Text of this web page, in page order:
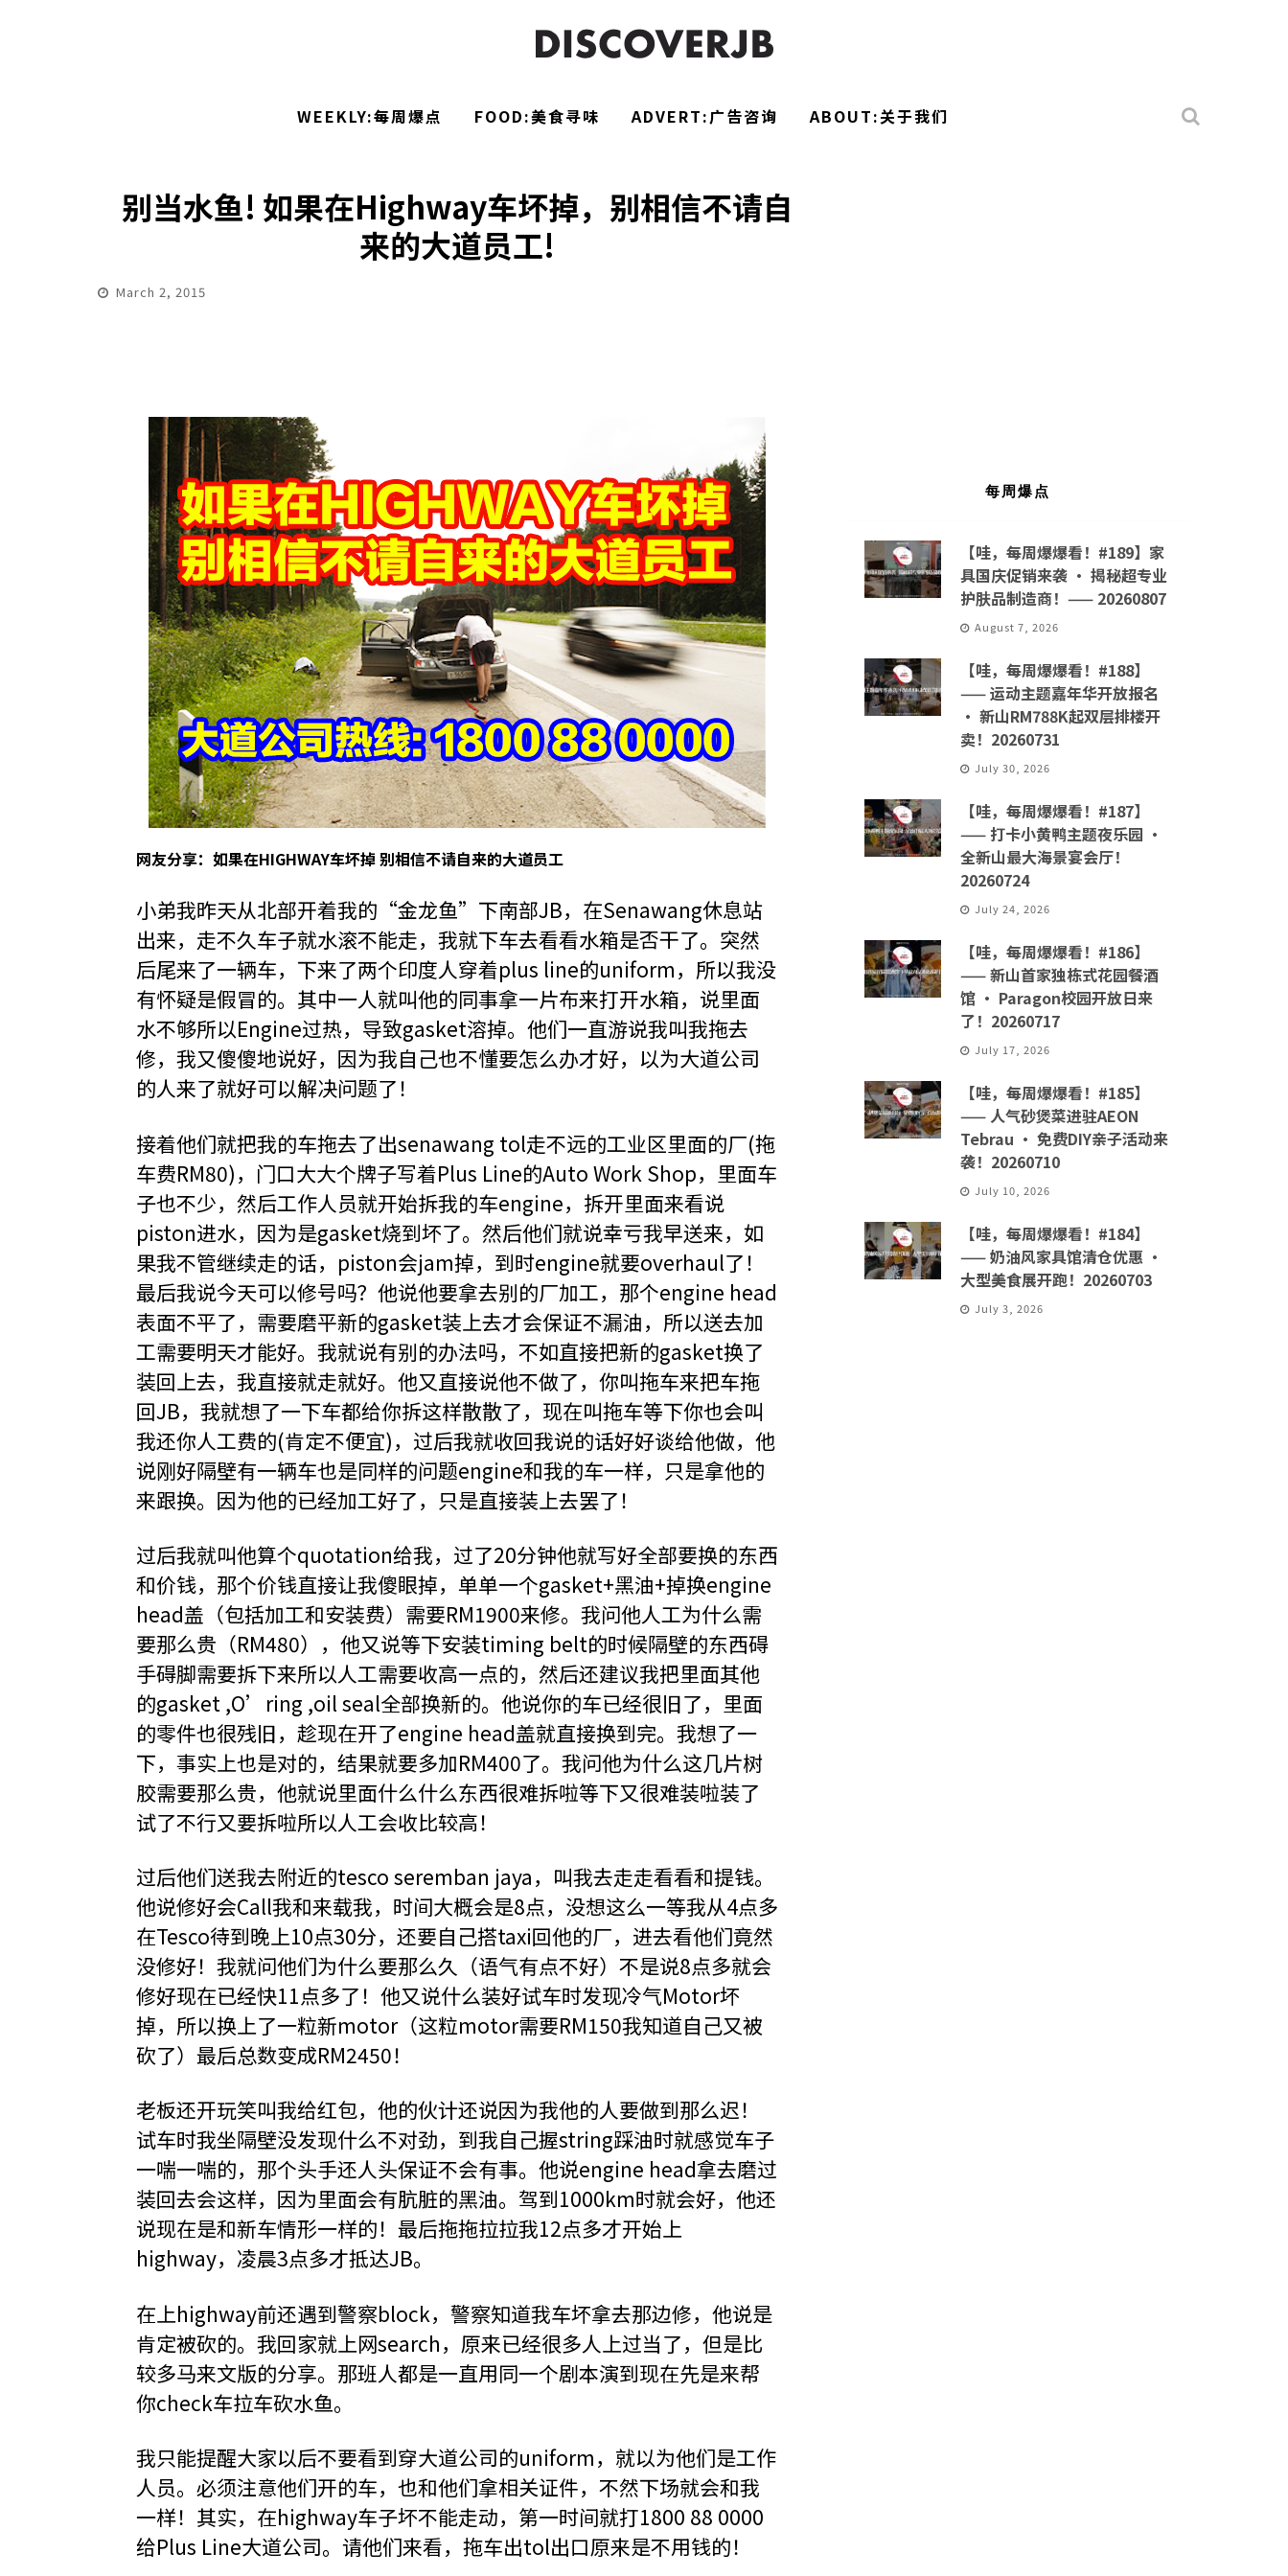
WEEKLY:每周爆点 FOOD:美食寻味 ADVERT:广告咨询 ABOUT:关于我们
别当水鱼! 如果在Highway车坏掉，别相信不请自
来的大道员工!
March 2, 2015
网友分享：如果在HIGHWAY车坏掉 别相信不请自来的大道员工
小弟我昨天从北部开着我的“金龙鱼”下南部JB，在Senawang休息站
出来，走不久车子就水滚不能走，我就下车去看看水箱是否干了。突然
后尾来了一辆车，下来了两个印度人穿着plus line的uniform，所以我没
有怀疑是假冒的。其中一人就叫他的同事拿一片布来打开水箱，说里面
水不够所以Engine过热，导致gasket溶掉。他们一直游说我叫我拖去
修，我又傻傻地说好，因为我自己也不懂要怎么办才好，以为大道公司
的人来了就好可以解决问题了！
接着他们就把我的车拖去了出senawang tol走不远的工业区里面的厂(拖
车费RM80)，门口大大个牌子写着Plus Line的Auto Work Shop，里面车
子也不少，然后工作人员就开始拆我的车engine，拆开里面来看说
piston进水，因为是gasket烧到坏了。然后他们就说幸亏我早送来，如
果我不管继续走的话，piston会jam掉，到时engine就要overhaul了！
最后我说今天可以修号吗？他说他要拿去别的厂加工，那个engine head
表面不平了，需要磨平新的gasket装上去才会保证不漏油，所以送去加
工需要明天才能好。我就说有别的办法吗，不如直接把新的gasket换了
装回上去，我直接就走就好。他又直接说他不做了，你叫拖车来把车拖
回JB，我就想了一下车都给你拆这样散散了，现在叫拖车等下你也会叫
我还你人工费的(肯定不便宜)，过后我就收回我说的话好好谈给他做，他
说刚好隔壁有一辆车也是同样的问题engine和我的车一样，只是拿他的
来跟换。因为他的已经加工好了，只是直接装上去罢了！
过后我就叫他算个quotation给我，过了20分钟他就写好全部要换的东西
和价钱，那个价钱直接让我傻眼掉，单单一个gasket+黑油+掉换engine
head盖（包括加工和安装费）需要RM1900来修。我问他人工为什么需
要那么贵（RM480），他又说等下安装timing belt的时候隔壁的东西碍
手碍脚需要拆下来所以人工需要收高一点的，然后还建议我把里面其他
的gasket ,O’ring ,oil seal全部换新的。他说你的车已经很旧了，里面
的零件也很残旧，趁现在开了engine head盖就直接换到完。我想了一
下，事实上也是对的，结果就要多加RM400了。我问他为什么这几片树
胶需要那么贵，他就说里面什么什么东西很难拆啦等下又很难装啦装了
试了不行又要拆啦所以人工会收比较高！
过后他们送我去附近的tesco seremban jaya，叫我去走走看看和提钱。
他说修好会Call我和来载我，时间大概会是8点，没想这么一等我从4点多
在Tesco待到晚上10点30分，还要自己搭taxi回他的厂，进去看他们竟然
没修好！我就问他们为什么要那么久（语气有点不好）不是说8点多就会
修好现在已经快11点多了！他又说什么装好试车时发现冷气Motor坏
掉，所以换上了一粒新motor（这粒motor需要RM150我知道自己又被
砍了）最后总数变成RM2450！
老板还开玩笑叫我给红包，他的伙计还说因为我他的人要做到那么迟！
试车时我坐隔壁没发现什么不对劲，到我自己握string踩油时就感觉车子
一喘一喘的，那个头手还人头保证不会有事。他说engine head拿去磨过
装回去会这样，因为里面会有肮脏的黑油。驾到1000km时就会好，他还
说现在是和新车情形一样的！最后拖拖拉拉我12点多才开始上
highway，凌晨3点多才抵达JB。
在上highway前还遇到警察block，警察知道我车坏拿去那边修，他说是
肯定被砍的。我回家就上网search，原来已经很多人上过当了，但是比
较多马来文版的分享。那班人都是一直用同一个剧本演到现在先是来帮
你check车拉车砍水鱼。
我只能提醒大家以后不要看到穿大道公司的uniform，就以为他们是工作
人员。必须注意他们开的车，也和他们拿相关证件，不然下场就会和我
一样！其实，在highway车子坏不能走动，第一时间就打1800 88 0000
给Plus Line大道公司。请他们来看，拖车出tol出口原来是不用钱的！
每周爆点
【哇，每周爆爆看！#189】家
具国庆促销来袭 · 揭秘超专业
护肤品制造商！—— 20260807
August 7, 2026
【哇，每周爆爆看！#188】
—— 运动主题嘉年华开放报名
· 新山RM788K起双层排楼开
卖！20260731
July 30, 2026
【哇，每周爆爆看！#187】
—— 打卡小黄鸭主题夜乐园 ·
全新山最大海景宴会厅！
20260724
July 24, 2026
【哇，每周爆爆看！#186】
—— 新山首家独栋式花园餐酒
馆 · Paragon校园开放日来
了！20260717
July 17, 2026
【哇，每周爆爆看！#185】
—— 人气砂煲菜进驻AEON
Tebrau · 免费DIY亲子活动来
袭！20260710
July 10, 2026
【哇，每周爆爆看！#184】
—— 奶油风家具馆清仓优惠 ·
大型美食展开跑！20260703
July 3, 2026